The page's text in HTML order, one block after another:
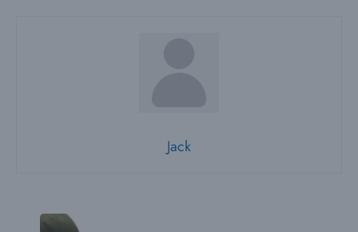
Jack